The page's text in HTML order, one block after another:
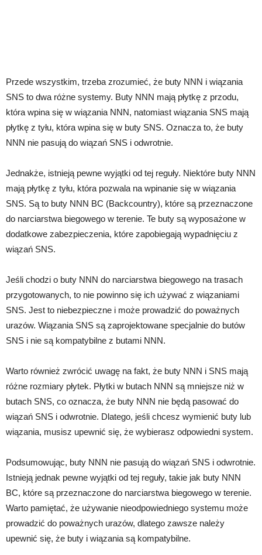
Przede wszystkim, trzeba zrozumieć, że buty NNN i wiązania
SNS to dwa różne systemy. Buty NNN mają płytkę z przodu,
która wpina się w wiązania NNN, natomiast wiązania SNS mają
płytkę z tyłu, która wpina się w buty SNS. Oznacza to, że buty
NNN nie pasują do wiązań SNS i odwrotnie.
Jednakże, istnieją pewne wyjątki od tej reguły. Niektóre buty NNN
mają płytkę z tyłu, która pozwala na wpinanie się w wiązania
SNS. Są to buty NNN BC (Backcountry), które są przeznaczone
do narciarstwa biegowego w terenie. Te buty są wyposażone w
dodatkowe zabezpieczenia, które zapobiegają wypadnięciu z
wiązań SNS.
Jeśli chodzi o buty NNN do narciarstwa biegowego na trasach
przygotowanych, to nie powinno się ich używać z wiązaniami
SNS. Jest to niebezpieczne i może prowadzić do poważnych
urazów. Wiązania SNS są zaprojektowane specjalnie do butów
SNS i nie są kompatybilne z butami NNN.
Warto również zwrócić uwagę na fakt, że buty NNN i SNS mają
różne rozmiary płytek. Płytki w butach NNN są mniejsze niż w
butach SNS, co oznacza, że buty NNN nie będą pasować do
wiązań SNS i odwrotnie. Dlatego, jeśli chcesz wymienić buty lub
wiązania, musisz upewnić się, że wybierasz odpowiedni system.
Podsumowując, buty NNN nie pasują do wiązań SNS i odwrotnie.
Istnieją jednak pewne wyjątki od tej reguły, takie jak buty NNN
BC, które są przeznaczone do narciarstwa biegowego w terenie.
Warto pamiętać, że używanie nieodpowiedniego systemu może
prowadzić do poważnych urazów, dlatego zawsze należy
upewnić się, że buty i wiązania są kompatybilne.